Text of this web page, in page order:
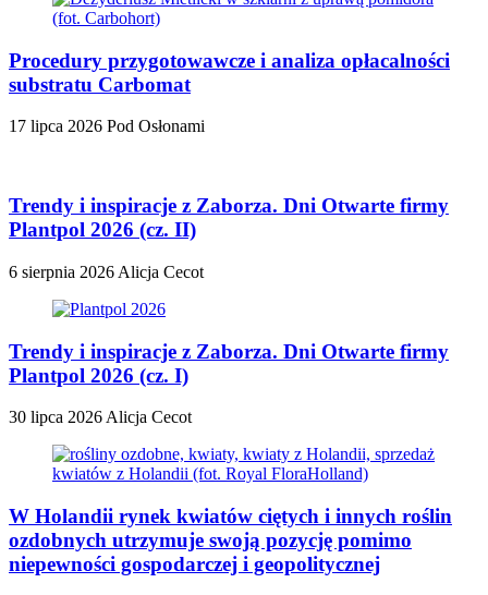
Procedury przygotowawcze i analiza opłacalności
substratu Carbomat
17 lipca 2026 Pod Osłonami
Trendy i inspiracje z Zaborza. Dni Otwarte firmy
Plantpol 2026 (cz. II)
6 sierpnia 2026 Alicja Cecot
Trendy i inspiracje z Zaborza. Dni Otwarte firmy
Plantpol 2026 (cz. I)
30 lipca 2026 Alicja Cecot
W Holandii rynek kwiatów ciętych i innych roślin
ozdobnych utrzymuje swoją pozycję pomimo
niepewności gospodarczej i geopolitycznej